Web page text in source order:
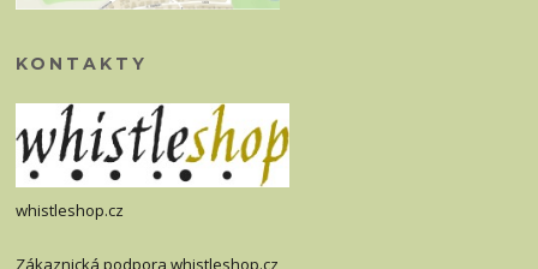
KONTAKTY
whistleshop.cz
Zákaznická podpora whistleshop.cz